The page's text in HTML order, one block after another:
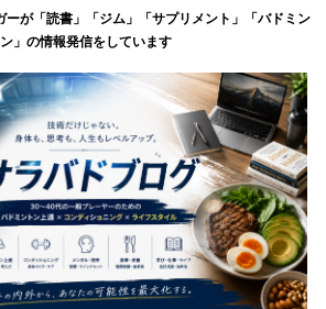
ーが「読書」「ジム」「サプリメント」「バドミン
ン」の情報発信をしています